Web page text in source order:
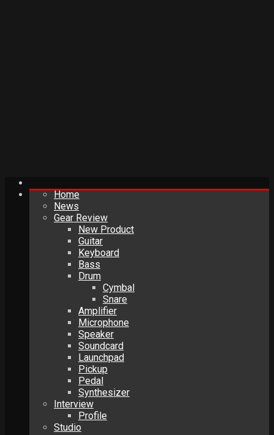
Home
News
Gear Review
New Product
Guitar
Keyboard
Bass
Drum
Cymbal
Snare
Amplifier
Microphone
Speaker
Soundcard
Launchpad
Pickup
Pedal
Synthesizer
Interview
Profile
Studio